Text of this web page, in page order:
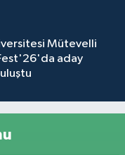
Mütevelli
aday